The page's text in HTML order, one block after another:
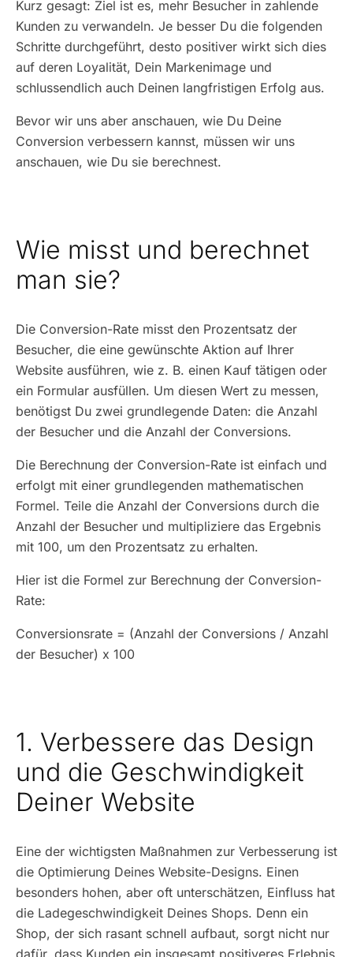
Kurz gesagt: Ziel ist es, mehr Besucher in zahlende
Kunden zu verwandeln. Je besser Du die folgenden
Schritte durchgeführt, desto positiver wirkt sich dies
auf deren Loyalität, Dein Markenimage und
schlussendlich auch Deinen langfristigen Erfolg aus.
Bevor wir uns aber anschauen, wie Du Deine
Conversion verbessern kannst, müssen wir uns
anschauen, wie Du sie berechnest.
Wie misst und berechnet
man sie?
Die Conversion-Rate misst den Prozentsatz der
Besucher, die eine gewünschte Aktion auf Ihrer
Website ausführen, wie z. B. einen Kauf tätigen oder
ein Formular ausfüllen. Um diesen Wert zu messen,
benötigst Du zwei grundlegende Daten: die Anzahl
der Besucher und die Anzahl der Conversions.
Die Berechnung der Conversion-Rate ist einfach und
erfolgt mit einer grundlegenden mathematischen
Formel. Teile die Anzahl der Conversions durch die
Anzahl der Besucher und multipliziere das Ergebnis
mit 100, um den Prozentsatz zu erhalten.
Hier ist die Formel zur Berechnung der Conversion-
Rate:
Conversionsrate = (Anzahl der Conversions / Anzahl
der Besucher) x 100
1. Verbessere das Design
und die Geschwindigkeit
Deiner Website
Eine der wichtigsten Maßnahmen zur Verbesserung ist
die Optimierung Deines Website-Designs. Einen
besonders hohen, aber oft unterschätzen, Einfluss hat
die Ladegeschwindigkeit Deines Shops. Denn ein
Shop, der sich rasant schnell aufbaut, sorgt nicht nur
dafür, dass Kunden ein insgesamt positiveres Erlebnis